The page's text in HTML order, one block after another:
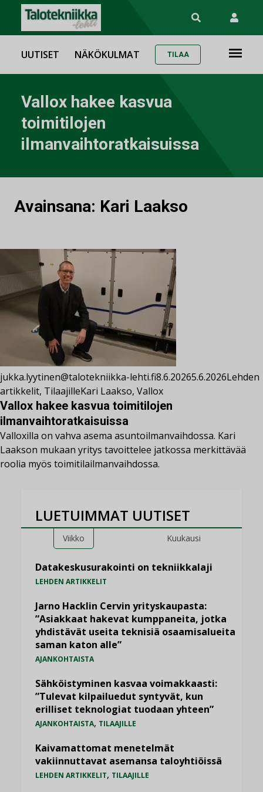
UUTISET NÄKÖKULMAT TILAA
Vallox hakee kasvua
toimitilojen
ilmanvaihtoratkaisuissa
Avainsana: Kari Laakso
jukka.lyytinen@talotekniikka-lehti.fi8.6.20265.6.2026Lehden
artikkelit, TilaajilleKari Laakso, Vallox
Vallox hakee kasvua toimitilojen
ilmanvaihtoratkaisuissa
Valloxilla on vahva asema asuntoilmanvaihdossa. Kari
Laakson mukaan yritys tavoittelee jatkossa merkittävää
roolia myös toimitilailmanvaihdossa.
LUETUIMMAT UUTISET
Viikko Kuukausi
Datakeskusurakointi on tekniikkalaji
LEHDEN ARTIKKELIT
Jarno Hacklin Cervin yrityskaupasta:
”Asiakkaat hakevat kumppaneita, jotka
yhdistävät useita teknisiä osaamisalueita
saman katon alle”
AJANKOHTAISTA
Sähköistyminen kasvaa voimakkaasti:
”Tulevat kilpailuedut syntyvät, kun
erilliset teknologiat tuodaan yhteen”
AJANKOHTAISTA, TILAAJILLE
Kaivamattomat menetelmät
vakiinnuttavat asemansa taloyhtiöissä
LEHDEN ARTIKKELIT, TILAAJILLE